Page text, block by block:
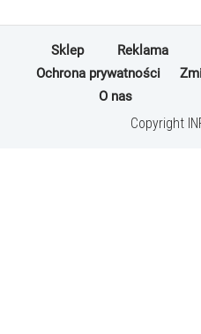
Sklep Reklama
Ochrona prywatności
O nas
Copyright